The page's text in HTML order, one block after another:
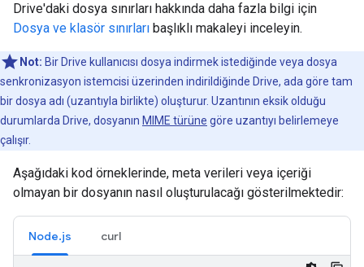
Drive'daki dosya sınırları hakkında daha fazla bilgi için
Dosya ve klasör sınırları başlıklı makaleyi inceleyin.
Not: Bir Drive kullanıcısı dosya indirmek istediğinde veya dosya
senkronizasyon istemcisi üzerinden indirildiğinde Drive, ada göre tam
bir dosya adı (uzantıyla birlikte) oluşturur. Uzantının eksik olduğu
durumlarda Drive, dosyanın MIME türüne göre uzantıyı belirlemeye
çalışır.
Aşağıdaki kod örneklerinde, meta verileri veya içeriği
olmayan bir dosyanın nasıl oluşturulacağı gösterilmektedir:
Node.js curl